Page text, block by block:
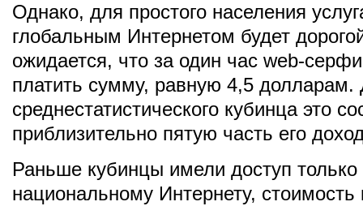
Однако, для простого населения
глобальным Интернетом будет
ожидается, что за один час web-
платить сумму, равную 4,5 долларам.
среднестатистического кубинца это
приблизительно пятую часть его
Раньше кубинцы имели доступ только
национальному Интернету, стоимость